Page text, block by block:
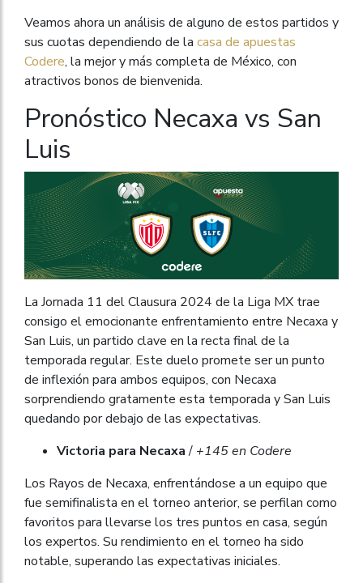
Veamos ahora un análisis de alguno de estos partidos y
sus cuotas dependiendo de la casa de apuestas
Codere, la mejor y más completa de México, con
atractivos bonos de bienvenida.
Pronóstico Necaxa vs San
Luis
La Jornada 11 del Clausura 2024 de la Liga MX trae
consigo el emocionante enfrentamiento entre Necaxa y
San Luis, un partido clave en la recta final de la
temporada regular. Este duelo promete ser un punto
de inflexión para ambos equipos, con Necaxa
sorprendiendo gratamente esta temporada y San Luis
quedando por debajo de las expectativas.
Victoria para Necaxa/ +145 en Codere
Los Rayos de Necaxa, enfrentándose a un equipo que
fue semifinalista en el torneo anterior, se perfilan como
favoritos para llevarse los tres puntos en casa, según
los expertos. Su rendimiento en el torneo ha sido
notable, superando las expectativas iniciales.